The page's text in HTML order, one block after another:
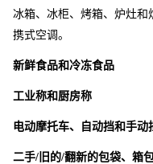
冰箱、冰柜、烤箱、炉灶和
携式空调。
新鲜食品和冷冻食品
工业称和厨房称
电动摩托车、自动挡和手动
二手/旧的/翻新的包袋、箱